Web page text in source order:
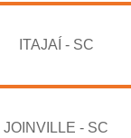
ITAJAÍ - SC
JOINVILLE - SC